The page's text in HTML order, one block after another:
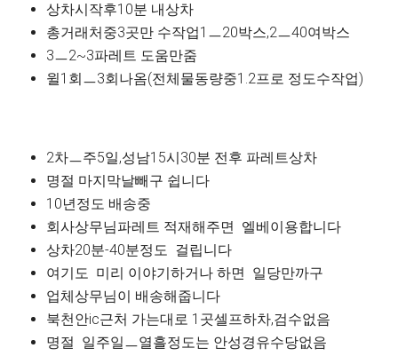
상차시작후10분 내상차
총거래처중3곳만 수작업1ㅡ20박스,2ㅡ40여박스
3ㅡ2~3파레트 도움만줌
윌1회ㅡ3회나옴(전체물동량중1.2프로 정도수작업)
2차ㅡ주5일,성남15시30분 전후 파레트상차
명절 마지막날빼구 쉽니다
10년정도 배송중
회사상무님파레트 적재해주면 엘베이용합니다
상차20분-40분정도 걸립니다
여기도 미리 이야기하거나 하면 일당만까구
업체상무님이 배송해줍니다
북천안ic근처 가는대로 1곳셀프하차,검수없음
명절 일주일ㅡ열흘정도는 안성경유수당없음